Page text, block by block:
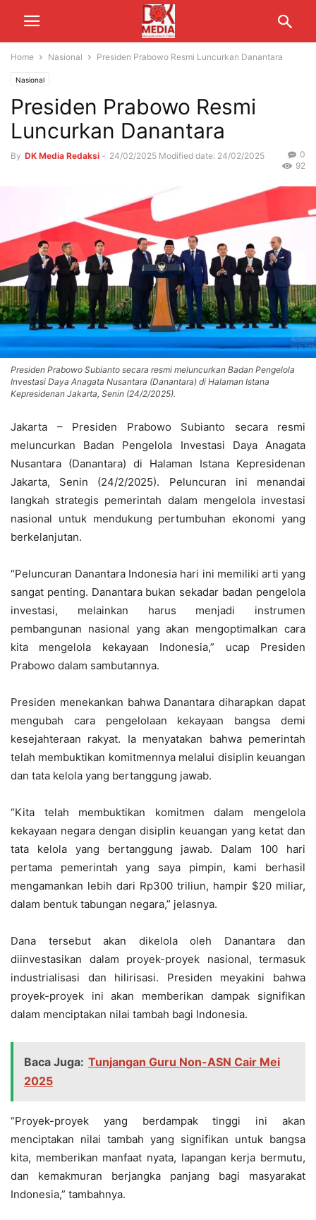
Home Nasional Presiden Prabowo Resmi Luncurkan Danantara
Nasional
Presiden Prabowo Resmi
Luncurkan Danantara
By DK Media Redaksi - 24/02/2025 Modified date: 24/02/2025
0
92
Presiden Prabowo Subianto secara resmi meluncurkan Badan Pengelola
Investasi Daya Anagata Nusantara (Danantara) di Halaman Istana
Kepresidenan Jakarta, Senin (24/2/2025).
Jakarta – Presiden Prabowo Subianto secara resmi
meluncurkan Badan Pengelola Investasi Daya Anagata
Nusantara (Danantara) di Halaman Istana Kepresidenan
Jakarta, Senin (24/2/2025). Peluncuran ini menandai
langkah strategis pemerintah dalam mengelola investasi
nasional untuk mendukung pertumbuhan ekonomi yang
berkelanjutan.
“Peluncuran Danantara Indonesia hari ini memiliki arti yang
sangat penting. Danantara bukan sekadar badan pengelola
investasi, melainkan harus menjadi instrumen
pembangunan nasional yang akan mengoptimalkan cara
kita mengelola kekayaan Indonesia,” ucap Presiden
Prabowo dalam sambutannya.
Presiden menekankan bahwa Danantara diharapkan dapat
mengubah cara pengelolaan kekayaan bangsa demi
kesejahteraan rakyat. Ia menyatakan bahwa pemerintah
telah membuktikan komitmennya melalui disiplin keuangan
dan tata kelola yang bertanggung jawab.
“Kita telah membuktikan komitmen dalam mengelola
kekayaan negara dengan disiplin keuangan yang ketat dan
tata kelola yang bertanggung jawab. Dalam 100 hari
pertama pemerintah yang saya pimpin, kami berhasil
mengamankan lebih dari Rp300 triliun, hampir $20 miliar,
dalam bentuk tabungan negara,” jelasnya.
Dana tersebut akan dikelola oleh Danantara dan
diinvestasikan dalam proyek-proyek nasional, termasuk
industrialisasi dan hilirisasi. Presiden meyakini bahwa
proyek-proyek ini akan memberikan dampak signifikan
dalam menciptakan nilai tambah bagi Indonesia.
Baca Juga: Tunjangan Guru Non-ASN Cair Mei
2025
“Proyek-proyek yang berdampak tinggi ini akan
menciptakan nilai tambah yang signifikan untuk bangsa
kita, memberikan manfaat nyata, lapangan kerja bermutu,
dan kemakmuran berjangka panjang bagi masyarakat
Indonesia,” tambahnya.